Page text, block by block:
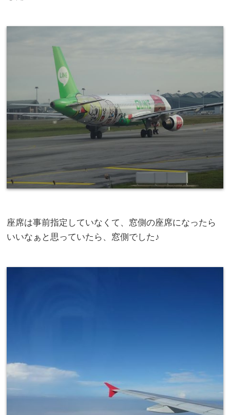
座席は事前指定していなくて、窓側の座席になったら
いいなぁと思っていたら、窓側でした♪